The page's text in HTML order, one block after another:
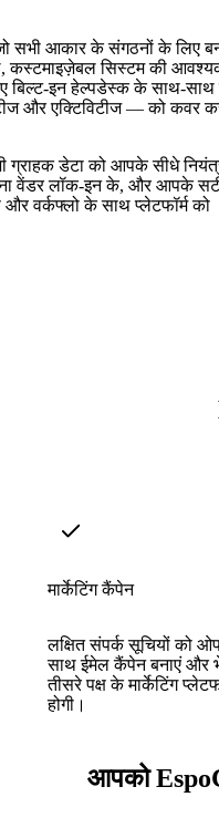
सभी आकार के संगठनों के लिए
कस्टमाइज़ेबल सिस्टम की
बिल्ट-इन हेल्पडेस्क के साथ-साथ
और एक्टिविटीज — को कवर
डेटा को आपके सीधे
वेंडर लॉक-इन के, और आपके
वर्कफ्लो के साथ प्लेटफॉर्म को
मार्केटिंग कैंपेन
लक्षित संपर्क सूचियों को
साथ ईमेल कैंपेन बनाएं और
तीसरे पक्ष के मार्केटिंग
होगी।
आपको